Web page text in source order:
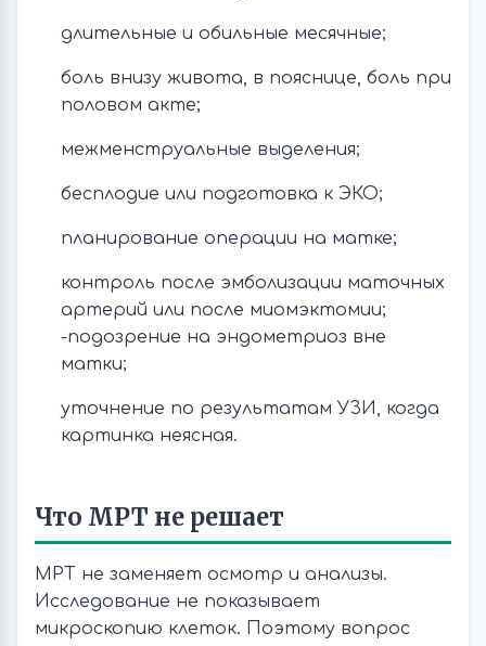
длительные и обильные месячные;
боль внизу живота, в пояснице, боль при
половом акте;
межменструальные выделения;
бесплодие или подготовка к ЭКО;
планирование операции на матке;
контроль после эмболизации маточных
артерий или после миомэктомии;
-подозрение на эндометриоз вне
матки;
уточнение по результатам УЗИ, когда
картинка неясная.
Что МРТ не решает
МРТ не заменяет осмотр и анализы.
Исследование не показывает
микроскопию клеток. Поэтому вопрос